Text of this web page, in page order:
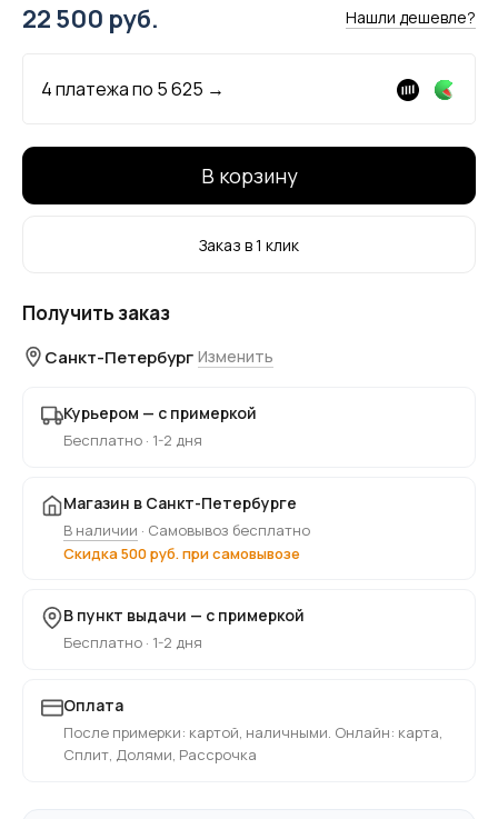
22 500 руб. Нашли дешевле?
4 платежа по 5 625 →
В корзину
Заказ в 1 клик
Получить заказ
Санкт-Петербург Изменить
Курьером — с примеркой
Бесплатно · 1-2 дня
Магазин в Санкт-Петербурге
В наличии · Самовывоз бесплатно
Скидка 500 руб. при самовывозе
В пункт выдачи — с примеркой
Бесплатно · 1-2 дня
Оплата
После примерки: картой, наличными. Онлайн: карта,
Сплит, Долями, Рассрочка